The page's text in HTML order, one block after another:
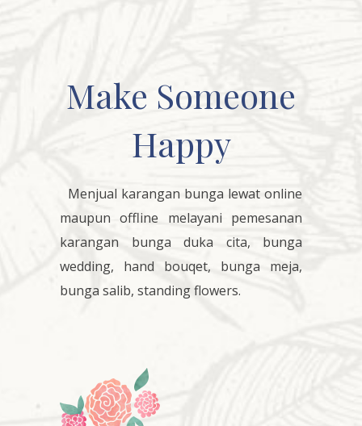
Make Someone
Happy
Menjual karangan bunga lewat online
maupun offline melayani pemesanan
karangan bunga duka cita, bunga
wedding, hand bouqet, bunga meja,
bunga salib, standing flowers.